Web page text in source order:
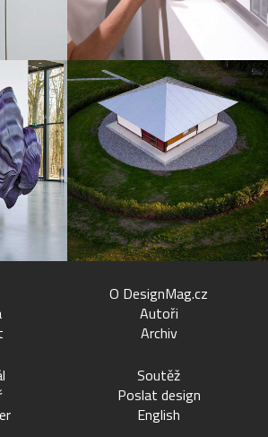
O DesignMag.cz
Autoři
Archiv
Soutěž
Poslat design
English